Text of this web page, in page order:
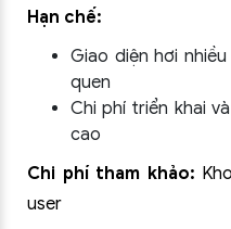
Hạn chế:
Giao diện hơi
quen
Chi phí triển khai
cao
Chi phí tham khảo:
user